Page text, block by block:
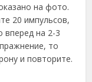
на фото.
20 импульсов,
вперед на 2-3
то
и повторите.